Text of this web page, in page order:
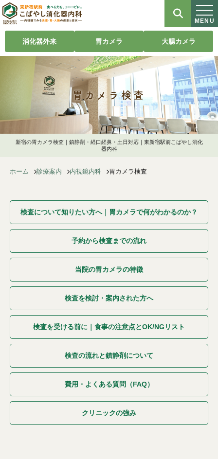
MENU
胃カメラ検査
新宿の胃カメラ検査｜鎮静剤・経口経鼻・土日対応｜東新宿駅前こばやし消化
器内科
消化器外来 胃カメラ 大腸カメラ
ホーム 診療案内 内視鏡内科 胃カメラ検査
検査について知りたい方へ｜胃カメラで何がわかるのか？
予約から検査までの流れ
当院の胃カメラの特徴
検査を検討・案内された方へ
検査を受ける前に｜食事の注意点とOK/NGリスト
検査の流れと鎮静剤について
費用・よくある質問（FAQ）
クリニックの強み